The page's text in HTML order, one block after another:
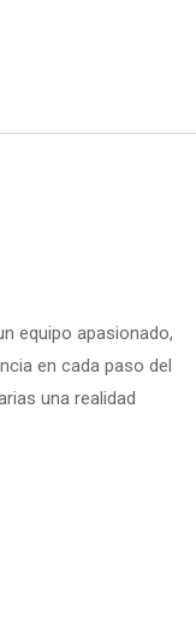
equipo apasionado,
en cada paso del
una realidad